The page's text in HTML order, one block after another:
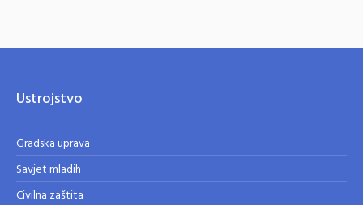
Ustrojstvo
Gradska uprava
Savjet mladih
Civilna zaštita